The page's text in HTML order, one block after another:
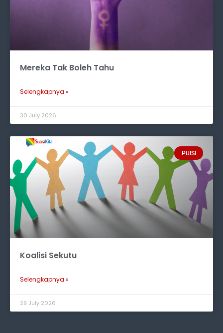
Mereka Tak Boleh Tahu
Selengkapnya »
30 July 2026
PUISI
Koalisi Sekutu
Selengkapnya »
29 July 2026